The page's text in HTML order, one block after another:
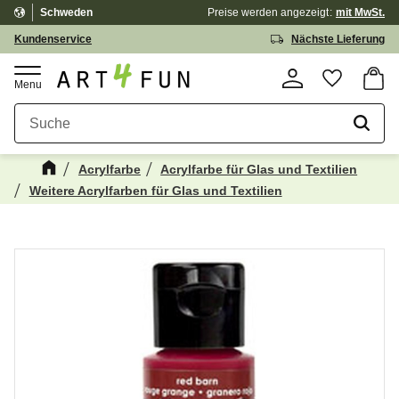
Menü
Kundenservice Nächste Lieferung
Schweden Preise werden angezeigt mit MwSt.
Acrylfarbe
Acrylfarbe für Glas und Textilien
Weitere Acrylfarben für Glas und Textilien
intressera dig?